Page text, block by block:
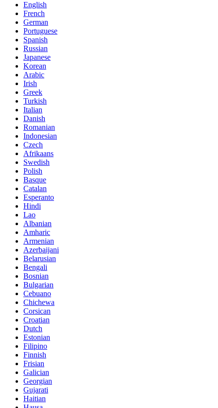
English
French
German
Portuguese
Spanish
Russian
Japanese
Korean
Arabic
Irish
Greek
Turkish
Italian
Danish
Romanian
Indonesian
Czech
Afrikaans
Swedish
Polish
Basque
Catalan
Esperanto
Hindi
Lao
Albanian
Amharic
Armenian
Azerbaijani
Belarusian
Bengali
Bosnian
Bulgarian
Cebuano
Chichewa
Corsican
Croatian
Dutch
Estonian
Filipino
Finnish
Frisian
Galician
Georgian
Gujarati
Haitian